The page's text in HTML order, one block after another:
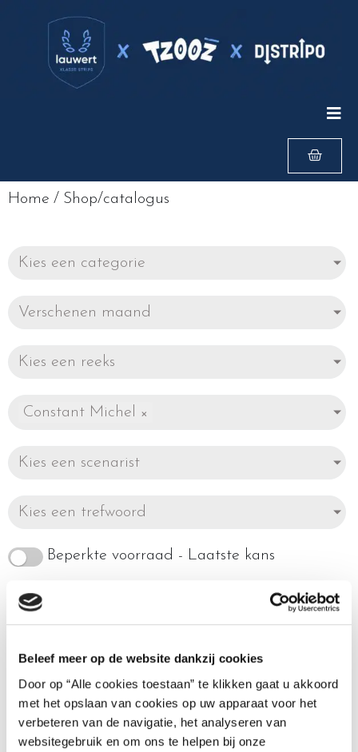
Beleef meer op de website dankzij cookies
Door op “Alle cookies toestaan” te klikken gaat u akkoord
met het opslaan van cookies op uw apparaat voor het
verbeteren van de navigatie, het analyseren van
websitegebruik en om ons te helpen bij onze
Home / Shop/catalogus
Kies een categorie
Verschenen maand
Kies een reeks
Constant Michel ×
Kies een scenarist
Kies een trefwoord
Beperkte voorraad - Laatste kans